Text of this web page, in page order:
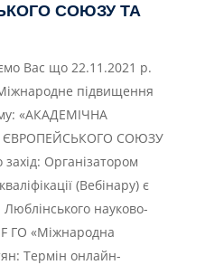
СОЮЗУ ТА
Вас що 22.11.2021 р.
підвищення
«АКАДЕМІЧНА
ЄВРОПЕЙСЬКОГО СОЮЗУ
Організатором
(Вебінару) є
Люблінського науково-
ГО «Міжнародна
Термін онлайн-